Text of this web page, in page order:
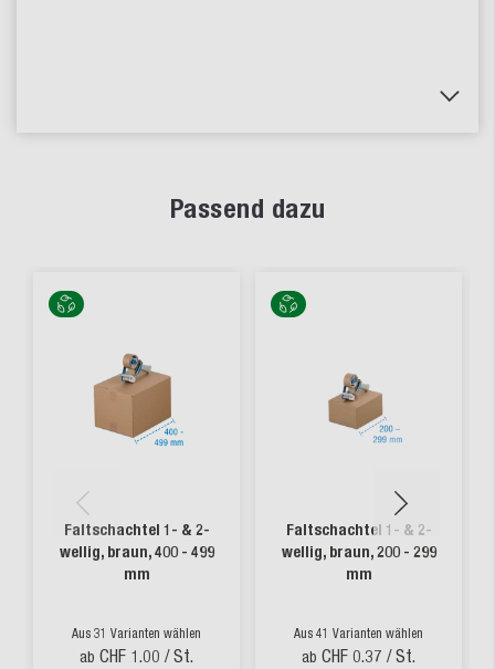
Passend dazu
Faltschachtel 1- & 2-
wellig, braun, 400 - 499
mm
Aus 31 Varianten wählen
ab CHF 1.00 / St.
Faltschachtel 1- & 2-
wellig, braun, 200 - 299
mm
Aus 41 Varianten wählen
ab CHF 0.37 / St.